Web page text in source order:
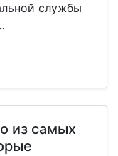
службы
из самых